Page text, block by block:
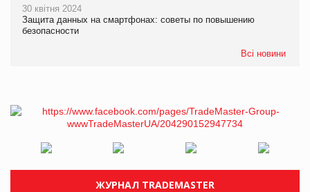
30 квітня 2024
Защита данных на смартфонах: советы по повышению
безопасности
Всі новини
ЖУРНАЛ TRADEMASTER